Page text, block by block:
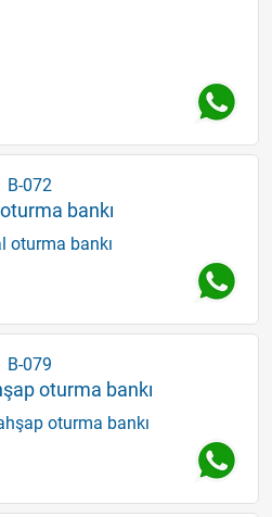
B-072
bankı
B-079
oturma bankı